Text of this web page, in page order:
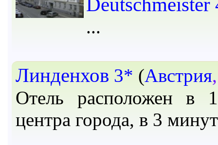
Deutschmeister
Линденхов 3* (Австрия
Отель расположен в
центра города, в 3